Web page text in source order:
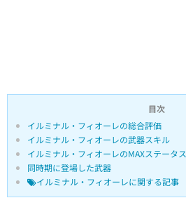
目次
イルミナル・フィオーレの総合評価
イルミナル・フィオーレの武器スキル
イルミナル・フィオーレのMAXステータス
同時期に登場した武器
イルミナル・フィオーレに関する記事